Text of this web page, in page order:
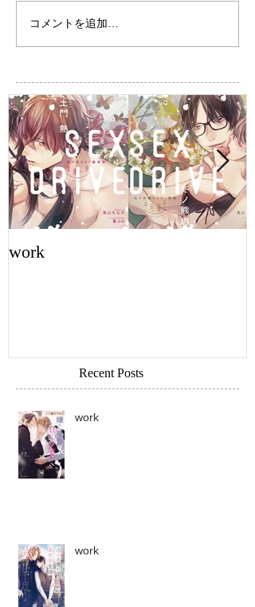
コメントを追加…
work
Recent Posts
work
work